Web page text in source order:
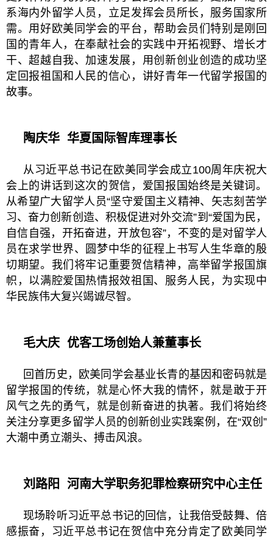
系海内外留学人员，立足发挥会员所长，服务国家所
需。用好欧美同学会的平台，帮助会员们特别是刚回
国的青年人，在奉献社会的实践中开拓视野、增长才
干、超越自我、加速发展，用创新创业创造的成功坚
定回报祖国和人民的信心，讲好青年一代留学报国的
故事。
陶庆华 华夏国际智库理事长
从习近平总书记在欧美同学会成立100周年庆祝大
会上的讲话到这次的贺信，爱国报国始终是关键词。
从希望广大留学人员“坚守爱国主义精神、矢志刻苦学
习、奋力创新创造、积极促进对外交流”到“爱国为民，
自信自强，开拓奋进，开放包容”，不变的是对留学人
员在求学世界、圆梦中华的征程上书写人生华章的殷
切期望。我们将牢记重要贺信精神，高举留学报国旗
帜，以满腔爱国热情报效祖国、服务人民，为实现中
华民族伟大复兴竭诚尽智。
毛大庆 优客工场创始人兼董事长
回首历史，欧美同学会基业长青的基因和密码就是
留学报国的传统，就是心怀大我的情怀，就是敢于开
风气之先的勇气，就是创新奋进的执著。我们将始终
关注分享更多留学人员的创新创业实践案例，在“双创”
大潮中勇立潮头、搏击风浪。
刘路阳 河南大学职务犯罪检察研究中心主任
现场聆听习近平总书记的回信，让我倍受鼓舞、倍
感振奋，习近平总书记在贺信中充分肯定了欧美同学